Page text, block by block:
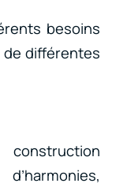
besoins
de différentes